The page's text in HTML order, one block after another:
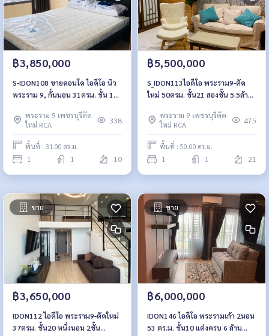
฿3,850,000
S-IDON108 ขายคอนโด ไอดีโอ นิว
พระราม 9, กั้นนอน 31ตรม. ชั้น 10
พระราม 9 เพชรบุรีตัด
ใหม่ RCA
338
พื้นที่ : 31.00 ตร.ม.
1 1 10
฿5,500,000
S_IDON113ไอดีโอ พระราม9-ตัด
ใหม่ 50ตรม. ชั้น21 สองชั้น 5.5ล้าน
พระราม 9 เพชรบุรีตัด
ใหม่ RCA
475
พื้นที่ : 50.00 ตร.ม.
1 1 21
ขาย
฿3,650,000
IDON112 ไอดีโอ พระราม9-ตัดใหม่
37ตรม. ชั้น20 หนึ่งนอน 2ชั้น
ขาย
฿6,000,000
IDON146 ไอดีโอ พระรามเก้า 2นอน
53 ตร.ม. ชั้น10 แต่งครบ 6 ล้าน